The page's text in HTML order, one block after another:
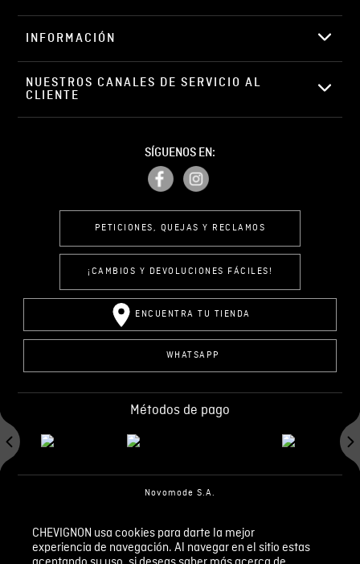
CHEVIGNON usa cookies para darte la mejor
experiencia de navegación. Al navegar en el sitio estas
INFORMACIÓN
NUESTROS CANALES DE SERVICIO AL
CLIENTE
SÍGUENOS EN:
PETICIONES, QUEJAS Y RECLAMOS
¡CAMBIOS Y DEVOLUCIONES FÁCILES!
ENCUENTRA TU TIENDA
WHATSAPP
Métodos de pago
Novomode S.A.
Términos y condiciones Políticas de privacidad